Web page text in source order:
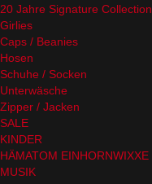
20 Jahre Signature Collection
Girlies
Caps / Beanies
Hosen
Schuhe / Socken
Unterwäsche
Zipper / Jacken
SALE
KINDER
HÄMATOM EINHORNWIXXE
MUSIK